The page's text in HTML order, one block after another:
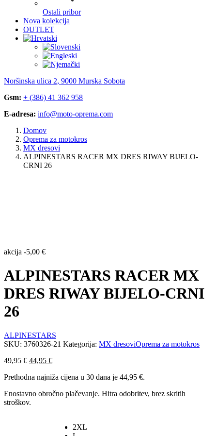
Ostali pribor
Nova kolekcija
OUTLET
Noršinska ulica 2, 9000 Murska Sobota
Gsm: + (386) 41 362 958
E-adresa: info@moto-oprema.com
Domov
Oprema za motokros
MX dresovi
ALPINESTARS RACER MX DRES RIWAY BIJELO-
CRNI 26
akcija -5,00 €
ALPINESTARS RACER MX
DRES RIWAY BIJELO-CRNI
26
ALPINESTARS
SKU: 3760326-21 Kategorija: MX dresoviOprema za motokros
49,95€ Izvorna
bila
49,95 €.
44,95 €Trenutna
je:
Prethodna najniža cijena u 30 dana je 44,95 €.
Enostavno obročno plačevanje. Hitra odobritev, brez skritih
stroškov.
2XL